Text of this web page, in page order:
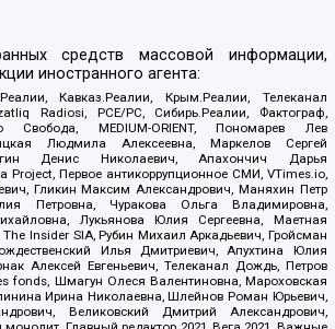
средств массовой информации,
иностранного агента:
Кавказ.Реалии, Крым.Реалии, Телеканал
Radiosi, PCE/PC, Сибирь.Реалии, Фактограф,
Свобода, MEDIUM-ORIENT, Пономарев Лев
Людмила Алексеевна, Маркелов Сергей
Денис Николаевич, Апахончич Дарья
Project, Первое антикоррупционное СМИ, VTimes.io,
Гликин Максим Александрович, Маняхин Петр
Петровна, Чуракова Ольга Владимировна,
Лукьянова Юлия Сергеевна, Маетная
The Insider SIA, Рубин Михаил Аркадьевич, Гройсман
Илья Дмитриевич, Апухтина Юлия
Алексей Евгеньевич, Телеканал Дождь, Петров
fonds, Шмагун Олеся Валентиновна, Мароховская
Ирина Николаевна, Шлейнов Роман Юрьевич,
Великовский Дмитрий Александрович,